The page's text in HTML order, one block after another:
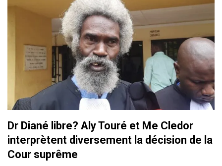
Dr Diané libre? Aly Touré et Me Cledor
interprètent diversement la décision de la
Cour suprême